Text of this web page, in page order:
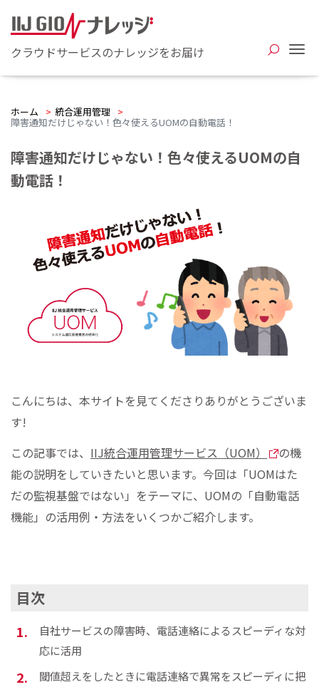
クラウドサービスのナレッジをお届け
ホーム > 統合運用管理 >
障害通知だけじゃない！色々使えるUOMの自動電話！
障害通知だけじゃない！色々使えるUOMの自
動電話！
こんにちは、本サイトを見てくださりありがとうございま
す!
この記事では、 IIJ統合運用管理サービス（UOM）
の機
能の説明をしていきたいと思います。今回は「UOMはた
だの監視基盤ではない」をテーマに、UOMの「自動電話
機能」の活用例・方法をいくつかご紹介します。
目次
自社サービスの障害時、電話連絡によるスピーディな対
応に活用
閾値超えをしたときに電話連絡で異常をスピーディに把